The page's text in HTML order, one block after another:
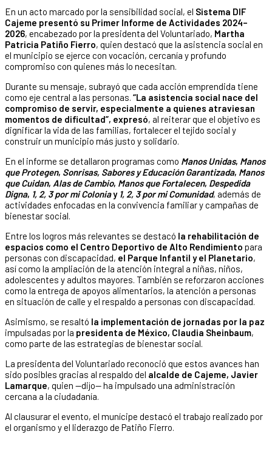
En un acto marcado por la sensibilidad social, el Sistema DIF
Cajeme presentó su Primer Informe de Actividades 2024–
2026, encabezado por la presidenta del Voluntariado, Martha
Patricia Patiño Fierro, quien destacó que la asistencia social en
el municipio se ejerce con vocación, cercanía y profundo
compromiso con quienes más lo necesitan.
Durante su mensaje, subrayó que cada acción emprendida tiene
como eje central a las personas. “La asistencia social nace del
compromiso de servir, especialmente a quienes atraviesan
momentos de dificultad”, expresó, al reiterar que el objetivo es
dignificar la vida de las familias, fortalecer el tejido social y
construir un municipio más justo y solidario.
En el informe se detallaron programas como Manos Unidas, Manos
que Protegen, Sonrisas, Sabores y Educación Garantizada, Manos
que Cuidan, Alas de Cambio, Manos que Fortalecen, Despedida
Digna, 1, 2, 3 por mi Coloniay 1, 2, 3 por mi Comunidad, además de
actividades enfocadas en la convivencia familiar y campañas de
bienestar social.
Entre los logros más relevantes se destacó la rehabilitación de
espacios como el Centro Deportivo de Alto Rendimiento para
personas con discapacidad, el Parque Infantil y el Planetario,
así como la ampliación de la atención integral a niñas, niños,
adolescentes y adultos mayores. También se reforzaron acciones
como la entrega de apoyos alimentarios, la atención a personas
en situación de calle y el respaldo a personas con discapacidad.
Asimismo, se resaltó la implementación de jornadas por la paz
impulsadas por la presidenta de México, Claudia Sheinbaum,
como parte de las estrategias de bienestar social.
La presidenta del Voluntariado reconoció que estos avances han
sido posibles gracias al respaldo del alcalde de Cajeme, Javier
Lamarque, quien —dijo— ha impulsado una administración
cercana a la ciudadanía.
Al clausurar el evento, el munícipe destacó el trabajo realizado por
el organismo y el liderazgo de Patiño Fierro.